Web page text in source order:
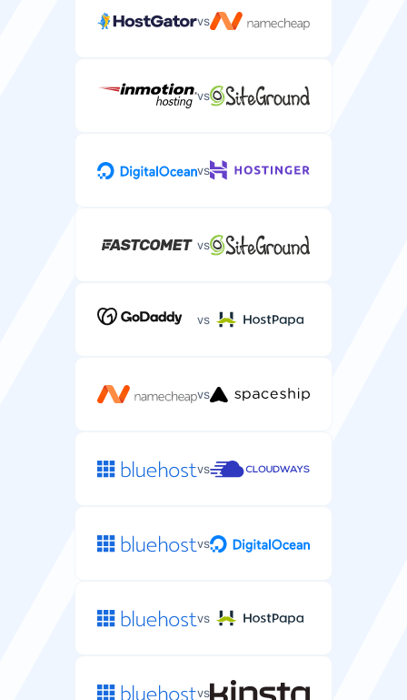
vs
vs
vs
vs
vs
vs
vs
vs
vs
vs